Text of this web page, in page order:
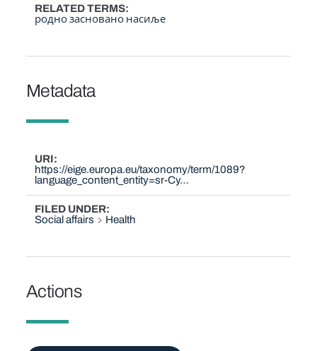
RELATED TERMS
родно засновано насиље
Metadata
URI
https://eige.europa.eu/taxonomy/term/1089?
language_content_entity=sr-Cy…
FILED UNDER
Social affairs
Health
Actions